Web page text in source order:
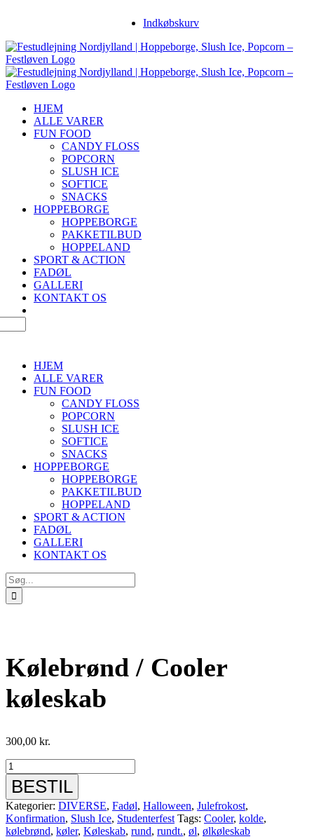
Indkøbskurv
HJEM
ALLE VARER
FUN FOOD
CANDY FLOSS
POPCORN
SLUSH ICE
SOFTICE
SNACKS
HOPPEBORGE
HOPPEBORGE
PAKKETILBUD
HOPPELAND
SPORT & ACTION
FADØL
GALLERI
KONTAKT OS
HJEM
ALLE VARER
FUN FOOD
CANDY FLOSS
POPCORN
SLUSH ICE
SOFTICE
SNACKS
HOPPEBORGE
HOPPEBORGE
PAKKETILBUD
HOPPELAND
SPORT & ACTION
FADØL
GALLERI
KONTAKT OS
Søg
efter:
Kølebrønd / Cooler
køleskab
300,00 kr.
Kølebrønd
/
Cooler
køleskab
antal
BESTIL
Kategorier: DIVERSE, Fadøl, Halloween, Julefrokost,
Konfirmation, Slush Ice, Studenterfest Tags: Cooler, kolde,
kølebrønd, køler, Køleskab, rund, rundt., øl, ølkøleskab